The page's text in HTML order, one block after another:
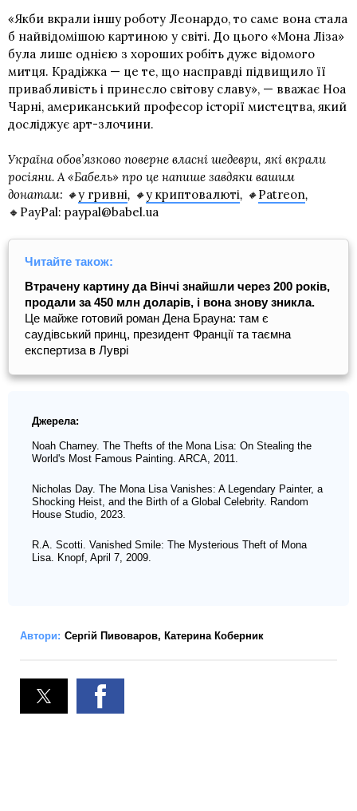
«Якби вкрали іншу роботу Леонардо, то саме вона стала
б найвідомішою картиною у світі. До цього «Мона Ліза»
була лише однією з хороших робіть дуже відомого
митця. Крадіжка — це те, що насправді підвищило її
привабливість і принесло світову славу», — вважає Ноа
Чарні, американський професор історії мистецтва, який
досліджує арт-злочини.
Україна обов’язково поверне власні шедеври, які вкрали
росіяни. А «Бабель» про це напише завдяки вашим
донатам: 🔸у гривні, 🔸у криптовалюті, 🔸Patreon,
🔸PayPal: paypal@babel.ua
Читайте також:
Втрачену картину да Вінчі знайшли через 200 років,
продали за 450 млн доларів, і вона знову зникла.
Це майже готовий роман Дена Брауна: там є
саудівський принц, президент Франції та таємна
експертиза в Луврі
Джерела:
Noah Charney. The Thefts of the Mona Lisa: On Stealing the
World's Most Famous Painting. ARCA, 2011.
Nicholas Day. The Mona Lisa Vanishes: A Legendary Painter, a
Shocking Heist, and the Birth of a Global Celebrity. Random
House Studio, 2023.
R.A. Scotti. Vanished Smile: The Mysterious Theft of Mona
Lisa. Knopf, April 7, 2009.
Автори: Сергій Пивоваров, Катерина Коберник